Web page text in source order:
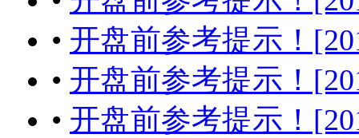
• 开盘前参考提示！
• 开盘前参考提示！
• 开盘前参考提示！